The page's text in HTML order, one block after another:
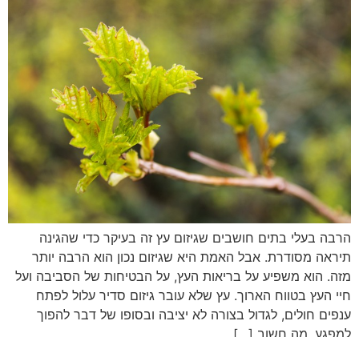
הרבה בעלי בתים חושבים שגיזום עץ זה בעיקר כדי שהגינה
תיראה מסודרת. אבל האמת היא שגיזום נכון הוא הרבה יותר
מזה. הוא משפיע על בריאות העץ, על הבטיחות של הסביבה ועל
חיי העץ בטווח הארוך. עץ שלא עובר גיזום סדיר עלול לפתח
ענפים חולים, לגדול בצורה לא יציבה ובסופו של דבר להפוך